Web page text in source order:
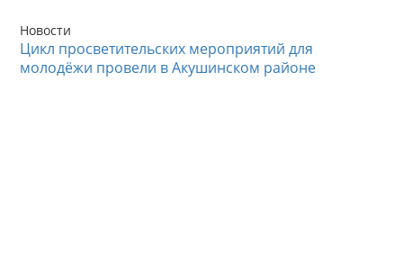
Новости
Цикл просветительских мероприятий для
молодёжи провели в Акушинском районе